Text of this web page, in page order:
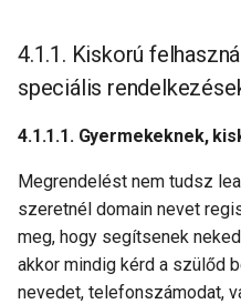
Kiskorú
speciális
Gyermekeknek,
Megrendelést nem tudsz
szeretnél domain nevet
meg, hogy segítsenek
akkor mindig kérd a szülőd
nevedet, telefonszámodat,